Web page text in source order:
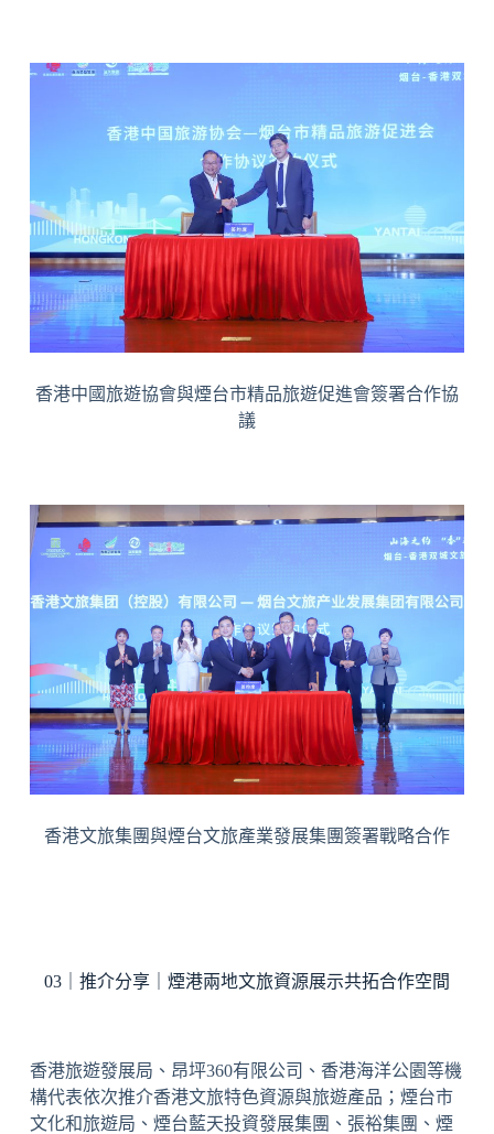
香港中國旅遊協會與煙台市精品旅遊促進會簽署合作協
議
香港文旅集團與煙台文旅產業發展集團簽署戰略合作
03｜推介分享｜煙港兩地文旅資源展示共拓合作空間
香港旅遊發展局、昂坪360有限公司、 香港海洋公園等機
構代表依次推介香港文旅特色資源與旅遊產品；煙台市
文化和旅遊局、煙台藍天投資發展集團、張裕集團、煙